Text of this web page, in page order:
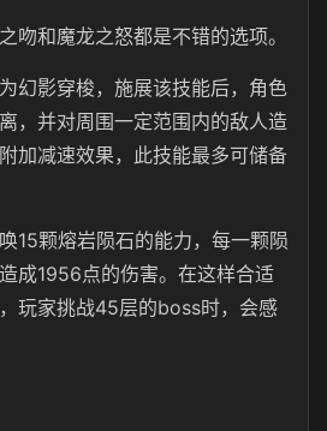
吻和魔龙之怒都是不错的选项。
幻影穿梭，施展该技能后，角色
，并对周围一定范围内的敌人造
加减速效果，此技能最多可储备
15颗熔岩陨石的能力，每一颗陨
成1956点的伤害。在这样合适
玩家挑战45层的boss时，会感